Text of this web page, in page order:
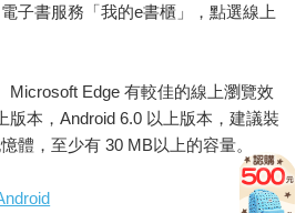
子書服務「我的e書櫃」，點選線上
Microsoft Edge 有較佳的線上瀏覽效
版本，Android 6.0 以上版本，建議裝
體，至少有 30 MB以上的容量。